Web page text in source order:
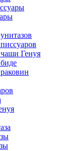
Генуя